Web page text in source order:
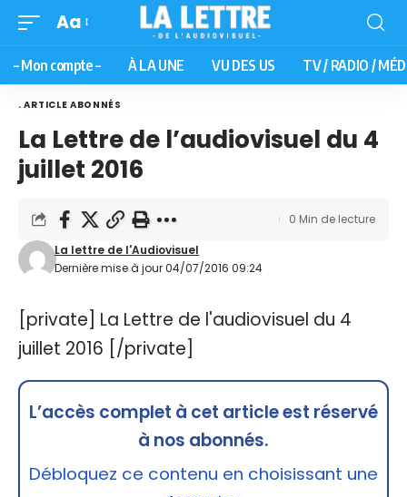
Aa
– Mon compte – À LA UNE VU DES US TV / RADIO /
. ARTICLE ABONNÉS
La Lettre de l’audiovisuel du 4
juillet 2016
Dernière mise à jour 04/07/2016 09:24
La lettre de l'Audiovisuel
0 Min de lecture
[private] La Lettre de l'audiovisuel du 4
juillet 2016 [/private]
L’accès complet à cet article est réservé
à nos abonnés.
Débloquez ce contenu en choisissant une